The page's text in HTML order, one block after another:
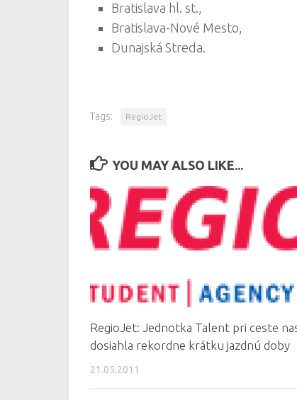
Bratislava hl. st.,
Bratislava-Nové Mesto,
Dunajská Streda.
Tags: RegioJet
YOU MAY ALSO LIKE...
RegioJet: Jednotka Talent pri ceste
dosiahla rekordne krátku jazdnú doby
21.05.2011